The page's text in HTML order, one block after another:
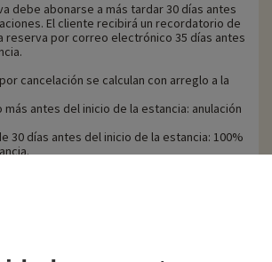
debe abonarse a más tardar 30 días antes
El cliente recibirá un recordatorio de
reserva por correo electrónico 35 días antes
cancelación se calculan con arreglo a la
más antes del inicio de la estancia: anulación
30 días antes del inicio de la estancia: 100%
Contrátelo en el momento de la reserva
por teléfono.